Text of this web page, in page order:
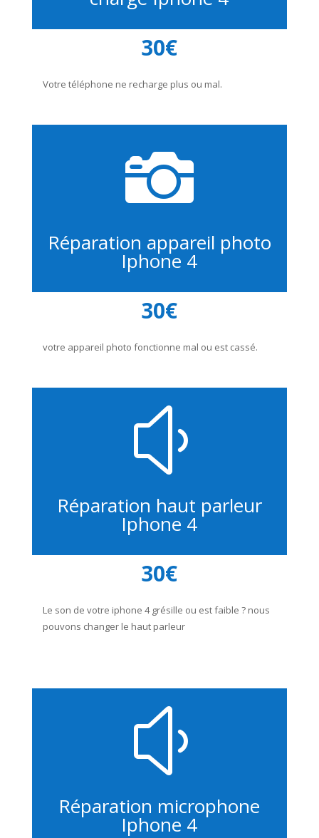
30€
Votre téléphone ne recharge plus ou mal.

Réparation appareil photo
Iphone 4
30€
votre appareil photo fonctionne mal ou est cassé.
y
Réparation haut parleur
Iphone 4
30€
Le son de votre iphone 4 grésille ou est faible ? nous
pouvons changer le haut parleur
y
Réparation microphone
Iphone 4